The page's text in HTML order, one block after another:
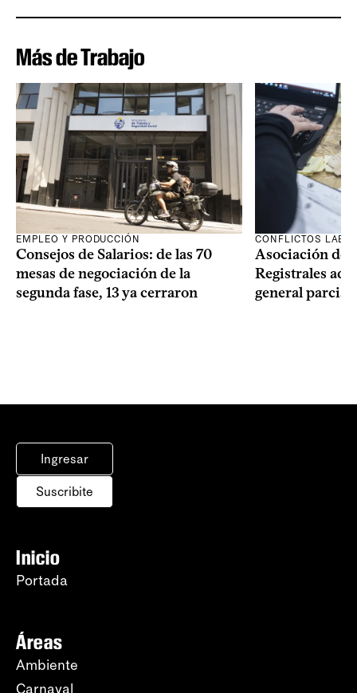
Más de Trabajo
EMPLEO Y PRODUCCIÓN
Consejos de Salarios: de las 70
mesas de negociación de la
segunda fase, 13 ya cerraron
CONFLICTOS
Asociación de
Registrales
general parcial
Ingresar
Suscribite
Inicio
Portada
Áreas
Ambiente
Carnaval